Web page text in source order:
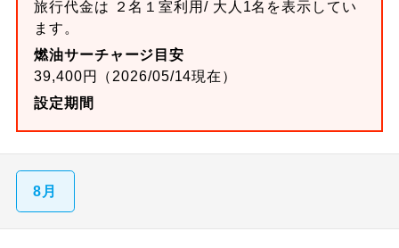
旅行代金は ２名１室利用/ 大人1名を表示してい
ます。
燃油サーチャージ目安
39,400円（2026/05/14現在）
設定期間
8月